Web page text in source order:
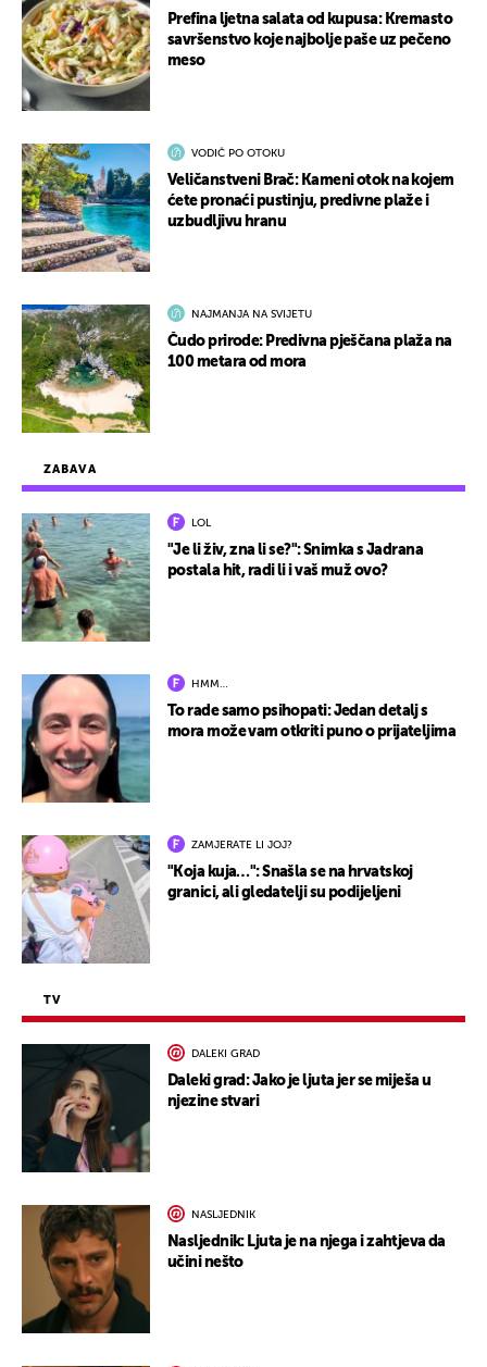
ZABAVA
LOL
"Je li živ, zna li se?": Snimka s Jadrana
postala hit, radi li i vaš muž ovo?
HMM…
To rade samo psihopati: Jedan detalj s
mora može vam otkriti puno o prijateljima
ZAMJERATE LI JOJ?
"Koja kuja…": Snašla se na hrvatskoj
granici, ali gledatelji su podijeljeni
TV
DALEKI GRAD
Daleki grad: Jako je ljuta jer se miješa u
njezine stvari
NASLJEDNIK
Nasljednik: Ljuta je na njega i zahtjeva da
učini nešto
Prefina ljetna salata od kupusa: Kremasto
savršenstvo koje najbolje paše uz pečeno
meso
VODIČ PO OTOKU
Veličanstveni Brač: Kameni otok na kojem
ćete pronaći pustinju, predivne plaže i
uzbudljivu hranu
NAJMANJA NA SVIJETU
Čudo prirode: Predivna pješčana plaža na
100 metara od mora